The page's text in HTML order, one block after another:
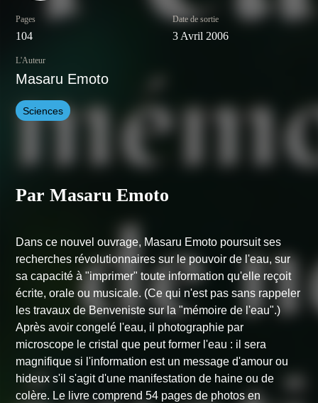
Pages
104
Date de sortie
3 Avril 2006
L'Auteur
Masaru Emoto
Sciences
Par Masaru Emoto
Dans ce nouvel ouvrage, Masaru Emoto poursuit ses
recherches révolutionnaires sur le pouvoir de l'eau, sur
sa capacité à "imprimer" toute information qu'elle reçoit
écrite, orale ou musicale. (Ce qui n'est pas sans rappeler
les travaux de Benveniste sur la "mémoire de l'eau".)
Après avoir congelé l'eau, il photographie par
microscope le cristal que peut former l'eau : il sera
magnifique si l'information est un message d'amour ou
hideux s'il s'agit d'une manifestation de haine ou de
colère. Le livre comprend 54 pages de photos en